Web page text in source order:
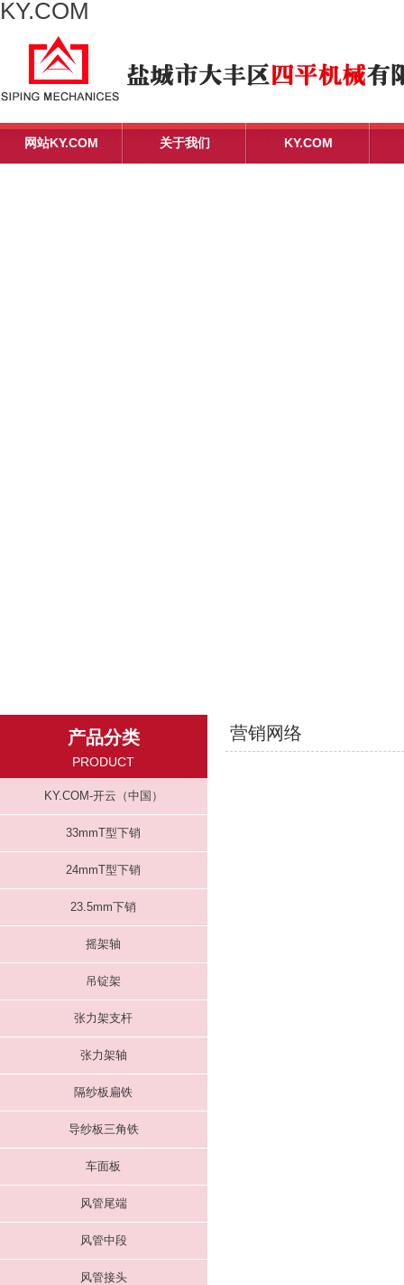
KY.COM
网站KY.COM 关于我们 KY.COM
产品分类
PRODUCT
KY.COM-开云（中国）
33mmT型下销
24mmT型下销
23.5mm下销
摇架轴
吊锭架
张力架支杆
张力架轴
隔纱板扁铁
导纱板三角铁
车面板
风管尾端
风管中段
风管接头
营销网络